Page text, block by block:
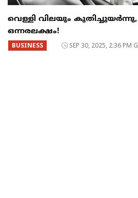
വെള്ളി വിലയും
ഒന്നരലക്ഷം!
BUSINESS SEP 30, 2025, 2:36 PM